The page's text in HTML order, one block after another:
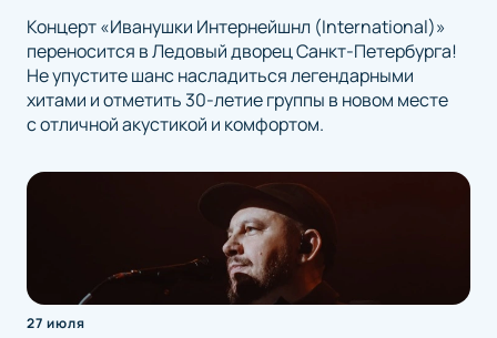
Концерт «Иванушки Интернейшнл (International)»
переносится в Ледовый дворец Санкт-Петербурга!
Не упустите шанс насладиться легендарными
хитами и отметить 30-летие группы в новом месте
с отличной акустикой и комфортом.
27 июля